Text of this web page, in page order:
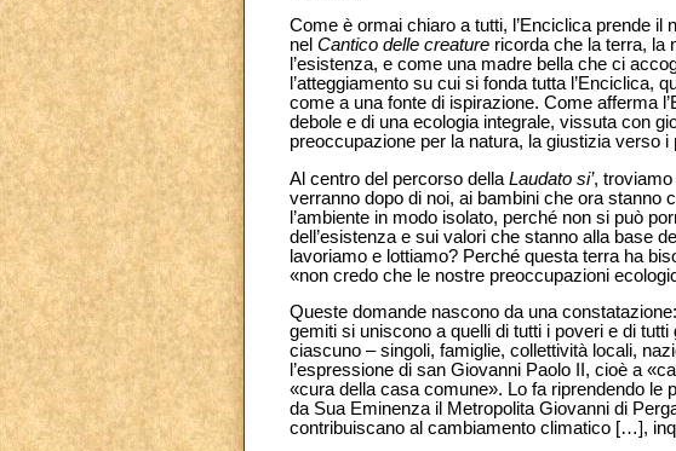
Come è ormai chiaro a tutti, l’Enciclica prende il
nel Cantico delle creature ricorda che la terra, la
l’esistenza, e come una madre bella che ci
l’atteggiamento su cui si fonda tutta l’Enciclica,
come a una fonte di ispirazione. Come afferma
debole e di una ecologia integrale, vissuta con
preoccupazione per la natura, la giustizia verso
Al centro del percorso della Laudato si’,
verranno dopo di noi, ai bambini che ora stanno
l’ambiente in modo isolato, perché non si può
dell’esistenza e sui valori che stanno alla base
lavoriamo e lottiamo? Perché questa terra ha
«non credo che le nostre preoccupazioni
Queste domande nascono da una
gemiti si uniscono a quelli di tutti i poveri e di
ciascuno – singoli, famiglie, collettività locali,
l’espressione di san Giovanni Paolo II, cioè a
«cura della casa comune». Lo fa riprendendo le
da Sua Eminenza il Metropolita Giovanni di
contribuiscano al cambiamento climatico […],